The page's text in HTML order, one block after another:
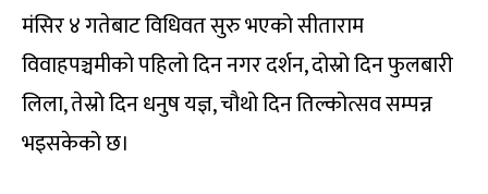
मंसिर ४ गतेबाट विधिवत सुरु भएको सीताराम
विवाहपञ्चमीको पहिलो दिन नगर दर्शन, दोस्रो दिन फुलबारी
लिला, तेस्रो दिन धनुष यज्ञ, चौथो दिन तिल्कोत्सव सम्पन्न
भइसकेको छ।